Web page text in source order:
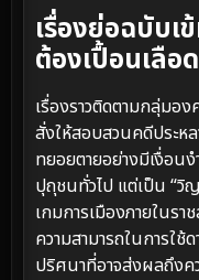
เรื่องย่อฉบับเ
ต้องเปื้อนเลือ
เรื่องราวติดตามกลุ่มอ
สั่งให้สอบสวนคดีประห
ทยอยตายอย่างมีเงื่อน
ปุถุชนทั่วไป แต่เป็น “
เกมการเมืองภายในร
ความสามารถในการใ
ปริศนาที่อาจส่งผลถึง